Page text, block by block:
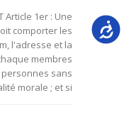
Article 1er : Une
comporter les
l'adresse et la
membres
sans
morale ; et si...